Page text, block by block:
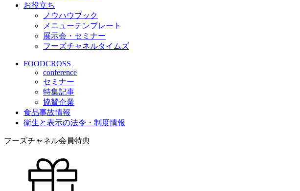
お役立ち
ノウハウブック
メニューテンプレート
展示会・セミナー
フーズチャネルタイムズ
FOODCROSS
conference
セミナー
特集記事
協賛企業
食品事故情報
衛生と表示の法令・制度情報
フーズチャネル会員特典